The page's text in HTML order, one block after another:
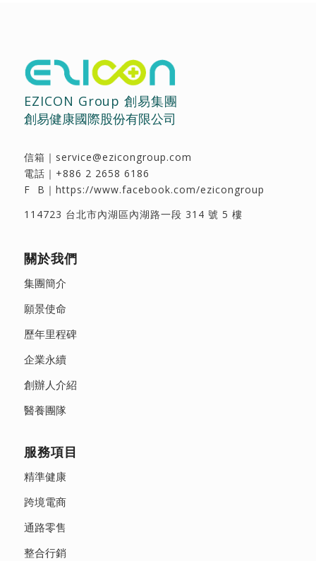
EZICON Group 創易集團
創易健康國際股份有限公司
信箱｜ service@ezicongroup.com
電話｜ +886 2 2658 6186
F B｜ https://www.facebook.com/ezicongroup
114723 台北市內湖區內湖路一段 314 號 5 樓
關於我們
集團簡介
願景使命
歷年里程碑
企業永續
創辦人介紹
醫養團隊
服務項目
精準健康
跨境電商
通路零售
整合行銷